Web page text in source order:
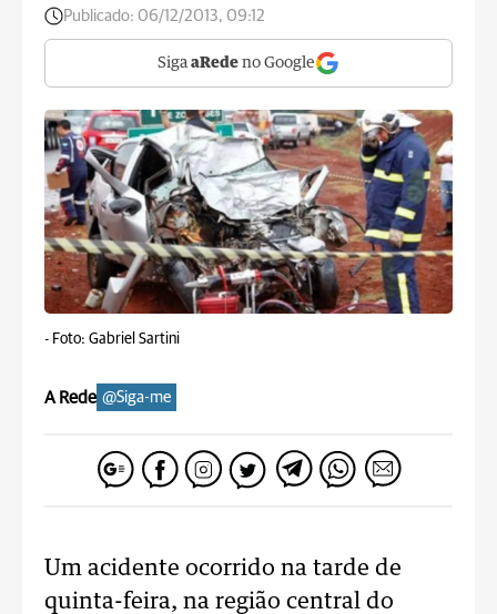
Publicado: 06/12/2013, 09:12
Siga aRede no Google
- Foto: Gabriel Sartini
A Rede @Siga-me
Um acidente ocorrido na tarde de
quinta-feira, na região central do